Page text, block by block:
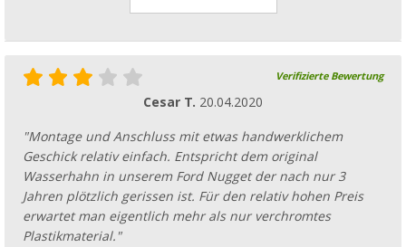
Verifizierte Bewertung
Cesar T. 20.04.2020
"Montage und Anschluss mit etwas handwerklichem
Geschick relativ einfach. Entspricht dem original
Wasserhahn in unserem Ford Nugget der nach nur 3
Jahren plötzlich gerissen ist. Für den relativ hohen Preis
erwartet man eigentlich mehr als nur verchromtes
Plastikmaterial."